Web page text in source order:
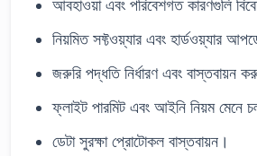
আবহাওয়া এবং পরিবেশগত কারণগুলি
নিয়মিত সফ্টওয়্যার এবং হার্ডওয়্যার
জরুরি পদ্ধতি নির্ধারণ এবং বাস্তবায়ন
ফ্লাইট পারমিট এবং আইনি নিয়ম মেনে
ডেটা সুরক্ষা প্রোটোকল বাস্তবায়ন।